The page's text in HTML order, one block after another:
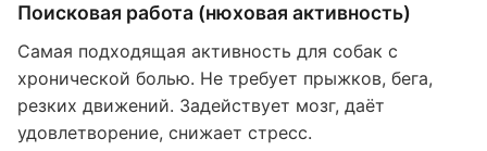
Поисковая работа (нюховая активность)
Самая подходящая активность для собак с
хронической болью. Не требует прыжков, бега,
резких движений. Задействует мозг, даёт
удовлетворение, снижает стресс.